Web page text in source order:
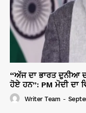
“ਅੱਜ ਦਾ ਭਾਰਤ ਦੁਨੀਆ
ਹੋਏ ਹਨ”: PM ਮੋਦੀ ਦਾ
Writer Team -